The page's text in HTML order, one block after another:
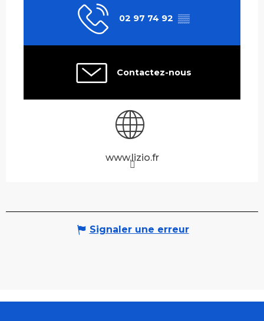
02 97 74 92 ▒▒
Contactez-nous
www.lizio.fr
Signaler une erreur